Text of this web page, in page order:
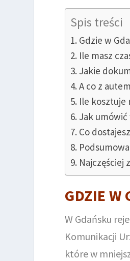
Spis treści
Gdzie w
Ile masz
Jakie
A co z
Ile kosztuje
Jak
Co
Najczęściej
GDZIE W
W Gdańsku
Komunikacji
które w